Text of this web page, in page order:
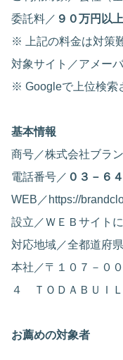
委託料／ ９０万円以上
※ 上記の料金は対策
対象サイト／アメー
※ Googleで上位検索
基本情報
商号／株式会社ブラ
電話番号／ ０３－６
WEB／https://
設立／ＷＥＢサイト
対応地域／全都道府県
本社／〒１０７－０
４ ＴＯＤＡＢＵＩ
お薦めの対象者